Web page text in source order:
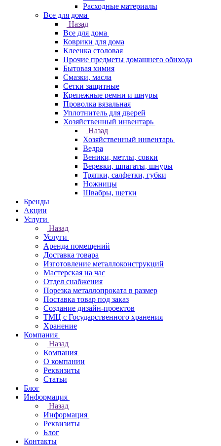
Расходные материалы
Все для дома
Назад
Все для дома
Коврики для дома
Клеенка столовая
Прочие предметы домашнего обихода
Бытовая химия
Смазки, масла
Сетки защитные
Крепежные ремни и шнуры
Проволка вязальная
Уплотнитель для дверей
Хозяйственный инвентарь
Назад
Хозяйственный инвентарь
Ведра
Веники, метлы, совки
Веревки, шпагаты, шнуры
Тряпки, салфетки, губки
Ножницы
Швабры, щетки
Бренды
Акции
Услуги
Назад
Услуги
Аренда помещений
Доставка товара
Изготовление металлоконструкций
Мастерская на час
Отдел снабжения
Порезка металлопроката в размер
Поставка товар под заказ
Создание дизайн-проектов
ТМЦ с Государственного хранения
Хранение
Компания
Назад
Компания
О компании
Реквизиты
Статьи
Блог
Информация
Назад
Информация
Реквизиты
Блог
Контакты